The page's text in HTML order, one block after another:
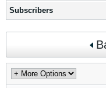
Subscribers